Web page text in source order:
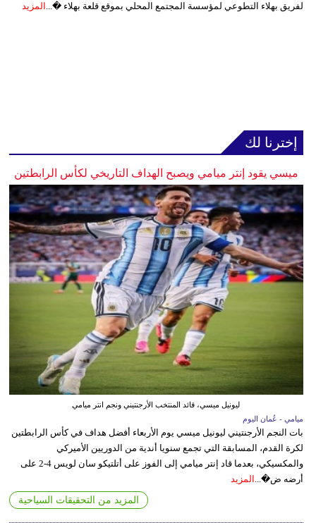
لفريق بهلاء التطوعي لمؤسسة المجتمع المحلي بموقع قلعة بهلاء �... المزيد
إخترنا لك
ميسي يقود إنتر ميامي ويصبح الهداف التاريخي لكأس الرابطتين
ليونيل ميسي، قائد المنتخب الأرجنتيني ونجم انتر ميامي
ميامي - عُمان اليوم
بات النجم الأرجنتيني ليونيل ميسي يوم الأربعاء أفضل هداف في كأس الرابطتين
لكرة القدم، المسابقة التي تجمع سنويا أندية من الدوريين الأميركي
والمكسيكي، بعدما قاد إنتر ميامي إلى الفوز على أتلتيكو سان لويس 4-2 على
أرضه ض�... المزيد
المزيد من التحقيقات السياحية